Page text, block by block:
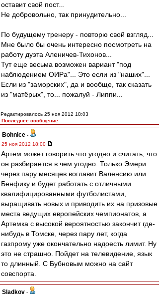
оставит свой пост...
Не добровольно, так принудительно...
По будущему тренеру - повторю свой взгляд...
Мне было бы очень интересно посмотреть на
работу дуэта Аленичев-Тихонов...
Тут еще весьма возможен вариант "под
наблюдением ОИРа"... Это если из "наших"...
Если из "заморских", да и вообще, так сказать
из "матёрых", то... пожалуй - Липпи...
Редактировалось 25 ноя 2012 18:03
Последнее сообщение
Bohnice -
25 ноя 2012 18:00
Артем может говорить что угодно и считать, что
он разбирается в чем угодно. Только Эмери
через пару месяцев воглавит Валенсию или
Бенфику и будет работать с отличными
квалифицированными футболистами,
выращивать новых и приводить их на призовые
места ведущих европейских чемпионатов, а
Артемка с высокой вероятностью закончит где-
нибудь в Томске, через пару лет, когда
газпрому уже окончательно надоесть лимит. Ну
это не страшно. Пойдет на телевидение, язык
то длинный. С Бубновым можно на сайт
совспорта.
Sladkov -